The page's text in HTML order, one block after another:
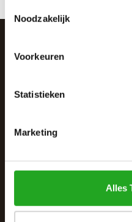
Noodzakelijk
Voorkeuren
Statistieken
Marketing
Alles
SCHRIJF JE IN